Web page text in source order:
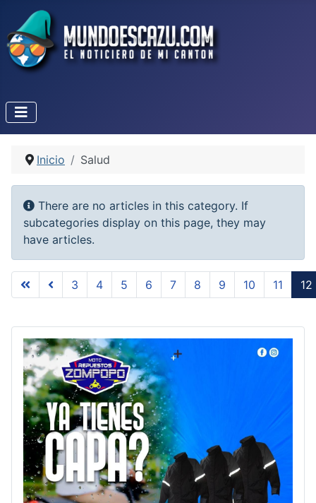
Inicio Salud
Info
There are no articles in this category. If
subcategories display on this page, they may
have articles.
Page 12 of 12
3 4 5 6 7 8 9 10 11 12